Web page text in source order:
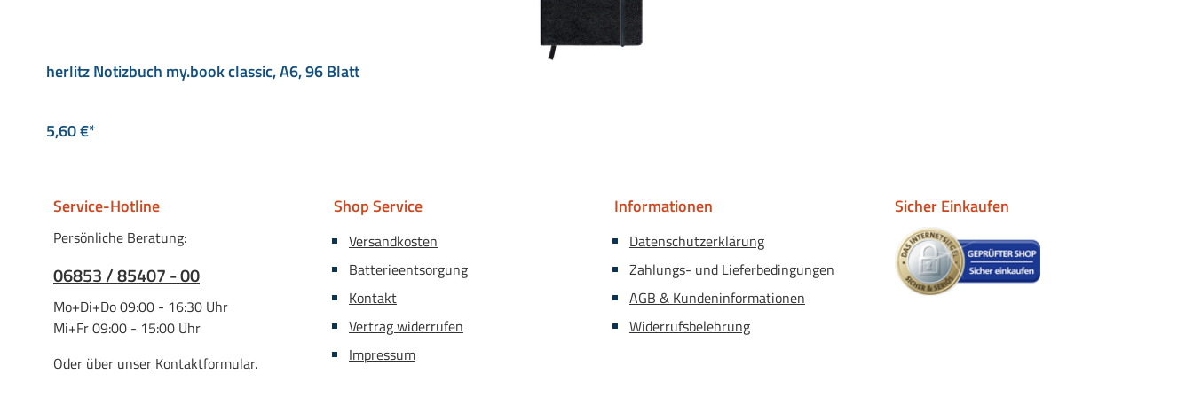
herlitz Notizbuch my.book classic, A6, 96 Blatt
5,60 €*
Service-Hotline
Persönliche Beratung:
06853 / 85407 - 00
Mo+Di+Do 09:00 - 16:30 Uhr
Mi+Fr 09:00 - 15:00 Uhr
Oder über unser Kontaktformular.
Shop Service
Versandkosten
Batterieentsorgung
Kontakt
Vertrag widerrufen
Impressum
Informationen
Datenschutzerklärung
Zahlungs- und Lieferbedingungen
AGB & Kundeninformationen
Widerrufsbelehrung
Sicher Einkaufen